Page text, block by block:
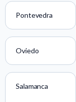
Pontevedra
Oviedo
Salamanca